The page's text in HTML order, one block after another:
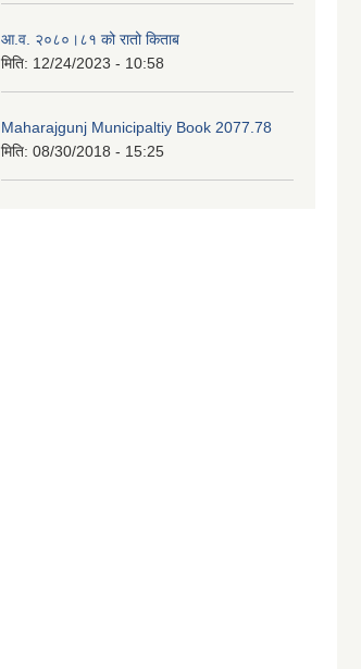
आ.व. २०८०।८१ को रातो किताब
मिति: 12/24/2023 - 10:58
Maharajgunj Municipaltiy Book 2077.78
मिति: 08/30/2018 - 15:25